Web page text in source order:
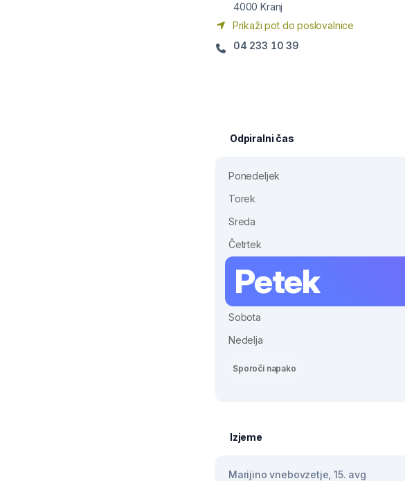
4000 Kranj
Prikaži pot do poslovalnice
04 233 10 39
Odpiralni čas
Ponedeljek
Torek
Sreda
Četrtek
Petek
Sobota
Nedelja
Sporoči napako
Izjeme
Marijino vnebovzetje, 15. avg